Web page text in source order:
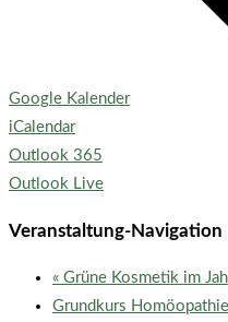
Google Kalender
iCalendar
Outlook 365
Outlook Live
Veranstaltung-Navigation
« Grüne Kosmetik im
Grundkurs